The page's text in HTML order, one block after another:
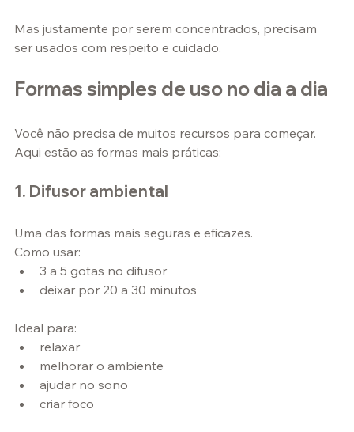
Mas justamente por serem concentrados, precisam
ser usados com respeito e cuidado.
Formas simples de uso no dia a dia
Você não precisa de muitos recursos para começar.
Aqui estão as formas mais práticas:
1. Difusor ambiental
Uma das formas mais seguras e eficazes.
Como usar:
3 a 5 gotas no difusor
deixar por 20 a 30 minutos
Ideal para:
relaxar
melhorar o ambiente
ajudar no sono
criar foco